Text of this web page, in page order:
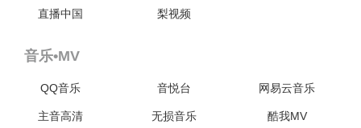
直播中国 梨视频
音乐•MV
QQ音乐 音悦台 网易云音乐
主音高清 无损音乐 酷我MV